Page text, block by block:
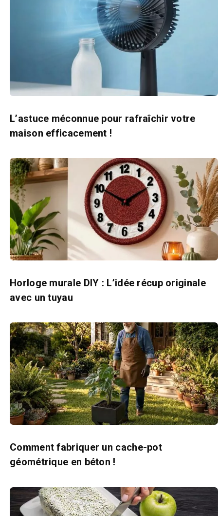
L’astuce méconnue pour rafraîchir votre
maison efficacement !
Horloge murale DIY : L’idée récup originale
avec un tuyau
Comment fabriquer un cache-pot
géométrique en béton !